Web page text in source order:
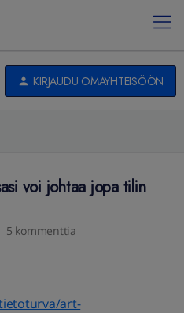
KIRJAUDU OMAYHTEISÖÖN
voi johtaa jopa tilin
5 kommenttia
art-